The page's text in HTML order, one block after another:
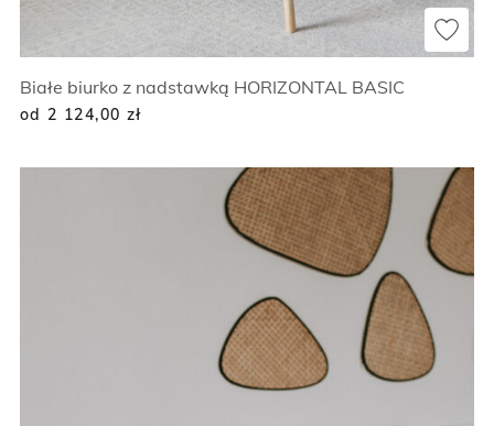
Białe biurko z nadstawką HORIZONTAL BASIC
od 2 124,00 zł